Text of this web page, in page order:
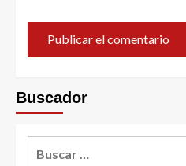
Buscador